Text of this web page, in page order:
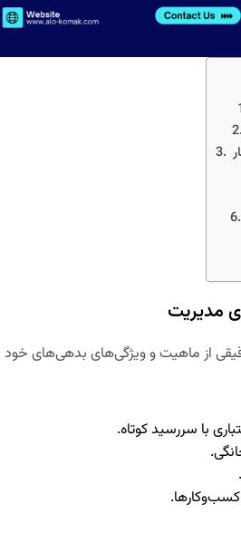
مدیریت
از ماهیت و ویژگی‌های بدهی‌های خود
با سررسید کوتاه.